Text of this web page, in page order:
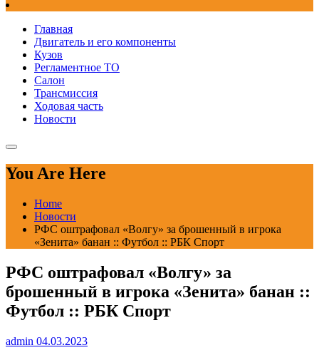
Главная
Двигатель и его компоненты
Кузов
Регламентное ТО
Салон
Трансмиссия
Ходовая часть
Новости
You Are Here
Home
Новости
РФС оштрафовал «Волгу» за брошенный в игрока
«Зенита» банан :: Футбол :: РБК Спорт
РФС оштрафовал «Волгу» за
брошенный в игрока «Зенита» банан ::
Футбол :: РБК Спорт
admin 04.03.2023